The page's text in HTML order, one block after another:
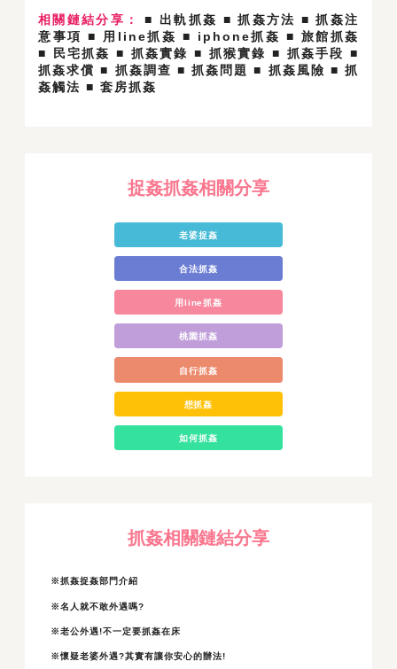
相關鏈結分享： ■ 出軌抓姦 ■ 抓姦方法 ■ 抓姦注
意事項 ■ 用line抓姦 ■ iphone抓姦 ■ 旅館抓姦
■ 民宅抓姦 ■ 抓姦實錄 ■ 抓猴實錄 ■ 抓姦手段 ■
抓姦求償 ■ 抓姦調查 ■ 抓姦問題 ■ 抓姦風險 ■ 抓
姦觸法 ■ 套房抓姦
捉姦抓姦相關分享
老婆捉姦
合法抓姦
用line抓姦
桃園抓姦
自行抓姦
想抓姦
如何抓姦
抓姦相關鏈結分享
※抓姦捉姦部門介紹
※名人就不敢外遇嗎?
※老公外遇!不一定要抓姦在床
※懷疑老婆外遇?其實有讓你安心的辦法!